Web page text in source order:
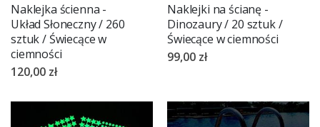
Naklejka ścienna -
Układ Słoneczny / 260
sztuk / Świecące w
ciemności
120,00 zł
Naklejki na ścianę -
Dinozaury / 20 sztuk /
Świecące w ciemności
99,00 zł